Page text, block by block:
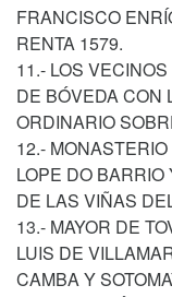
FRANCISCO
RENTA 1579.
11.- LOS
DE BÓVEDA CON
ORDINARIO
12.-
LOPE DO
DE LAS VIÑAS
13.- MAYOR DE
LUIS DE
CAMBA Y